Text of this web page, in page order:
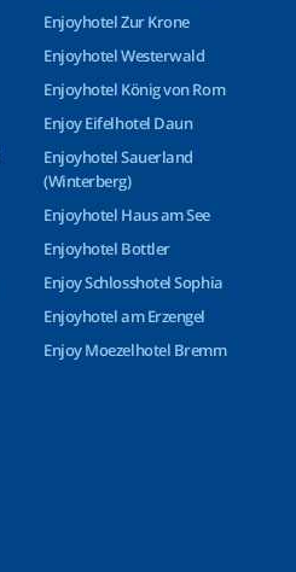
Enjoyhotel Zur Krone
Enjoyhotel Westerwald
Enjoyhotel König von Rom
Enjoy Eifelhotel Daun
Enjoyhotel Sauerland
(Winterberg)
Enjoyhotel Haus am See
Enjoyhotel Bottler
Enjoy Schlosshotel Sophia
Enjoyhotel am Erzengel
Enjoy Moezelhotel Bremm